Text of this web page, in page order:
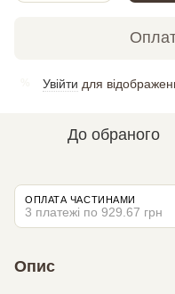
Увійти для
До обраного
ОПЛАТА ЧАСТИНАМИ
3 платежі по 929.67 грн
Опис